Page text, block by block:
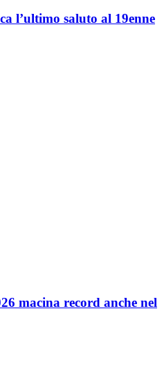
l’ultimo saluto al 19enne
macina record anche nel